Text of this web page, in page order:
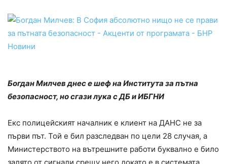
Богдан Милчев днес е шеф на Института за пътна
безопасност, но сгази лука с ДБ и ИБГНИ
Екс полицейският началник е клиент на ДАНС не за
първи път. Той е бил разследван по цели 28 случая, а
Министерството на вътрешните работи буквално е било